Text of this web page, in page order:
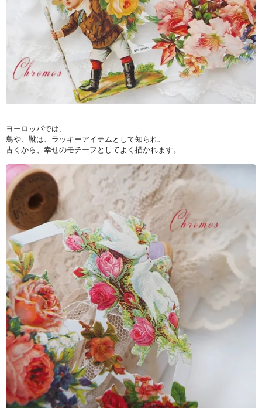
ヨーロッパでは、
鳥や、靴は、ラッキーアイテムとして知られ、
古くから、幸せのモチーフとしてよく描かれます。